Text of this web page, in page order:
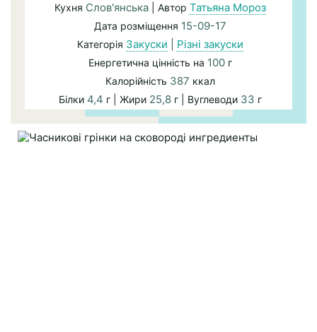
Кухня Слов'янська | Автор Татьяна Мороз
Дата розміщення 15-09-17
Категорія Закуски Різні закуски
Енергетична цінність на 100 г
Калорійність 387 ккал
Білки 4,4 г | Жири 25,8 г | Вуглеводи 33 г